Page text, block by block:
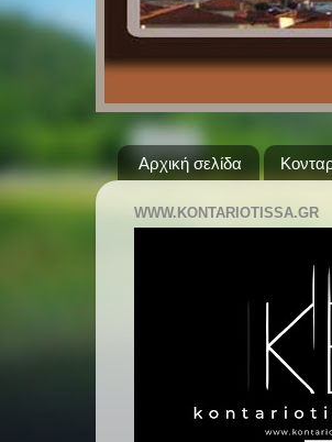
Αρχική σελίδα
WWW.KONTARIOTISSA.GR